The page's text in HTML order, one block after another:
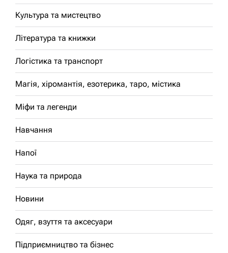
Культура та мистецтво
Література та книжки
Логістика та транспорт
Магія, хіромантія, езотерика, таро, містика
Міфи та легенди
Навчання
Напої
Наука та природа
Новини
Одяг, взуття та аксесуари
Підприємництво та бізнес